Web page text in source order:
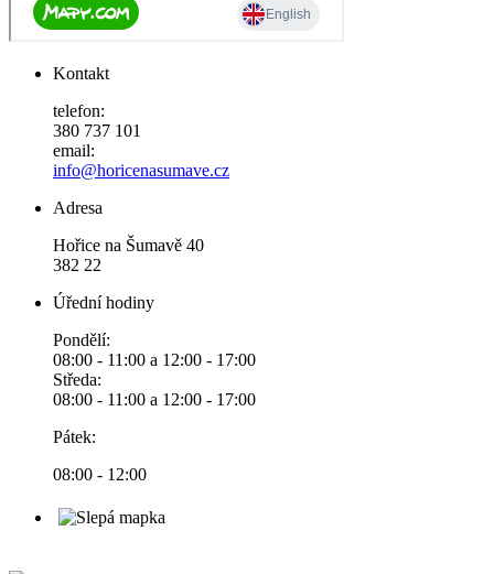
Kontakt
telefon:
380 737 101
email:
info@horicenasumave.cz
Adresa
Hořice na Šumavě 40
382 22
Úřední hodiny
Pondělí:
08:00 - 11:00 a 12:00 - 17:00
Středa:
08:00 - 11:00 a 12:00 - 17:00
Pátek:
08:00 - 12:00